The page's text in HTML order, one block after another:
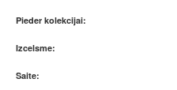
Pieder kolekcijai:
Izcelsme:
Saite: